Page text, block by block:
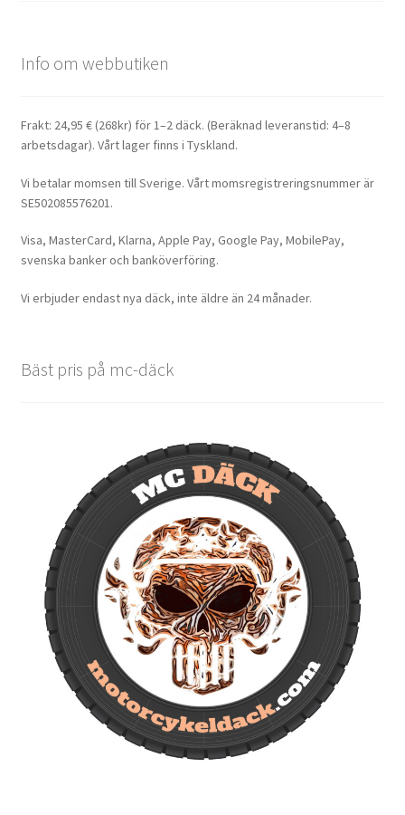
Info om webbutiken
Frakt: 24,95 € (268kr) för 1–2 däck. (Beräknad leveranstid: 4–8
arbetsdagar). Vårt lager finns i Tyskland.
Vi betalar momsen till Sverige. Vårt momsregistreringsnummer är
SE502085576201.
Visa, MasterCard, Klarna, Apple Pay, Google Pay, MobilePay,
svenska banker och banköverföring.
Vi erbjuder endast nya däck, inte äldre än 24 månader.
Bäst pris på mc-däck